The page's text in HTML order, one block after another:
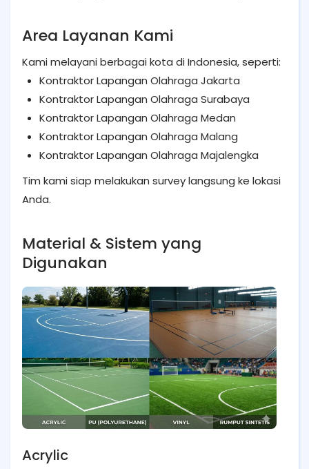
Area Layanan Kami
Kami melayani berbagai kota di Indonesia, seperti:
Kontraktor Lapangan Olahraga Jakarta
Kontraktor Lapangan Olahraga Surabaya
Kontraktor Lapangan Olahraga Medan
Kontraktor Lapangan Olahraga Malang
Kontraktor Lapangan Olahraga Majalengka
Tim kami siap melakukan survey langsung ke lokasi
Anda.
Material & Sistem yang
Digunakan
Acrylic